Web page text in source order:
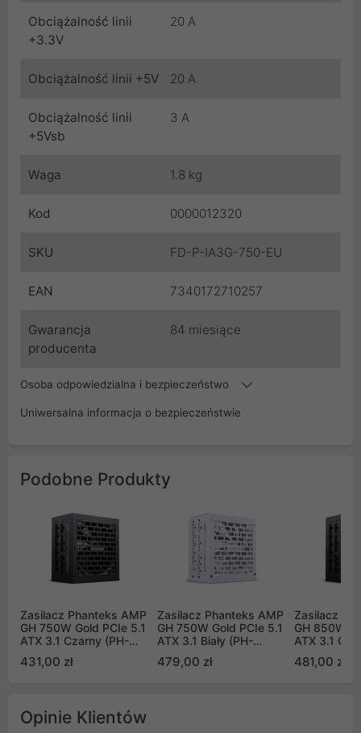
Obciążalność linii
+3.3V
20 A
Obciążalność linii +5V 20 A
Obciążalność linii
+5Vsb
3 A
Waga 1.8 kg
Kod 0000012320
SKU FD-P-IA3G-750-EU
EAN 7340172710257
Gwarancja
producenta
84 miesiące
Osoba odpowiedzialna i bezpieczeństwo
Uniwersalna informacja o bezpieczeństwie
Podobne Produkty
Zasilacz Phanteks AMP
GH 750W Gold PCIe 5.1
ATX 3.1 Czarny (PH-
431,00 zł
Zasilacz Phanteks AMP
GH 750W Gold PCIe 5.1
ATX 3.1 Biały (PH-
479,00 zł
Zasilacz
GH 850W
ATX 3.1
481,00 zł
Opinie Klientów